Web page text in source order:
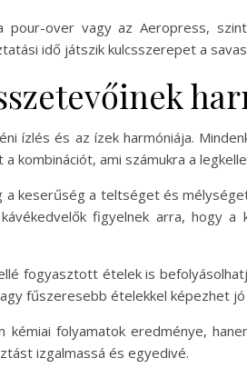
over vagy az Aeropress,
idő játszik kulcsszerepet a
ízlés és az ízek harmóniája.
kombinációt, ami számukra a
keserűség a teltséget és
figyelnek arra, hogy
fogyasztott ételek is
fűszeresebb ételekkel képezhet
kémiai folyamatok eredménye,
izgalmassá és egyedivé.